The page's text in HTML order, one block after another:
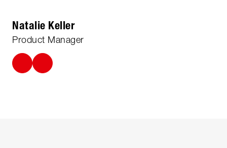
Natalie Keller
Product Manager